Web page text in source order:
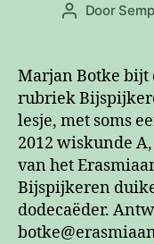
Door
Marjan Botke bijt
rubriek
lesje, met soms
2012 wiskunde
van het
Bijspijkeren
dodecaëder.